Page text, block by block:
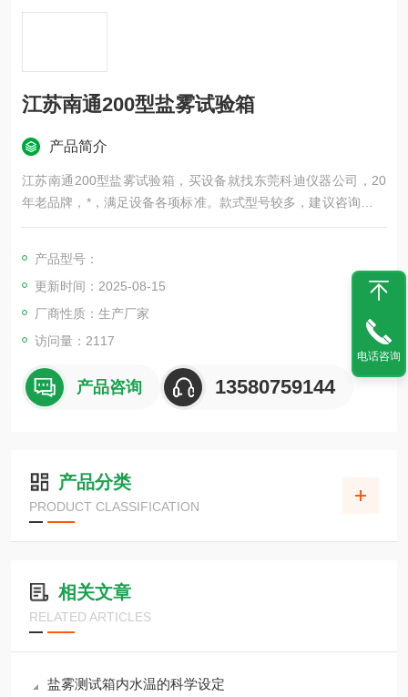
江苏南通200型盐雾试验箱
产品简介
江苏南通200型盐雾试验箱，买设备就找东莞科迪仪器公司，20
年老品牌，*，满足设备各项标准。款式型号较多，建议咨询客服
了解。
产品型号：
更新时间：2025-08-15
厂商性质：生产厂家
访问量：2117
产品咨询 13580759144
产品分类
PRODUCT CLASSIFICATION
相关文章
RELATED ARTICLES
盐雾测试箱内水温的科学设定
电话咨询